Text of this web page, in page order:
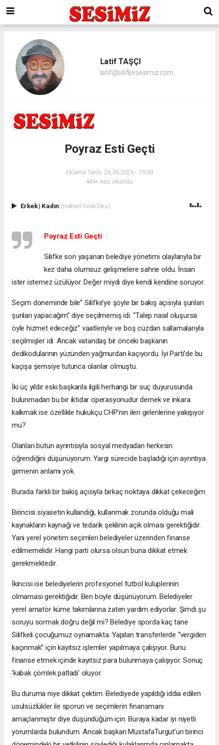
Latif TAŞÇI
latif@silifkesesimiz.com
Poyraz Esti Geçti
Ekleme Tarihi: 26.06.2026 - 15:00
449+ kez okundu.
Erkek| Kadın (Haberi Sesli Oku)
Poyraz Esti Geçti
Silifke son yaşanan belediye yönetimi olaylarıyla bir
kez daha olumsuz gelişmelere sahne oldu. İnsan
ister istemez üzülüyor. Değer miydi diye kendi kendine soruyor.
Seçim döneminde bile” Silifke’ye şöyle bir bakış açısıyla şunları
şunları yapacağım” diye seçilmemiş idi. “Talep nasıl oluşursa
öyle hizmet edeceğiz” vaatleriyle ve boş cüzdan sallamalarıyla
seçilmişler idi. Ancak vatandaş bir önceki başkanın
dedikodularının yüzünden yağmurdan kaçıyordu. İyi Parti’de bu
kaçışa şemsiye tutunca olanlar olmuştu.
İki üç yıldır eski başkanla ilgili herhangi bir suç duyurusunda
bulunmadan bu bir iktidar operasyonudur demek ve inkara
kalkmak ise özellikle hukukçu CHP’nin ileri gelenlerine yakışıyor
mu?
Olanları bütün ayrıntısıyla sosyal medyadan herkesin
öğrendiğini düşünüyorum. Yargı sürecide başladığı için ayrıntıya
girmenin anlamı yok.
Burada farklı bir bakış açısıyla birkaç noktaya dikkat çekeceğim.
Birincisi siyasetin kullandığı, kullanmak zorunda olduğu mali
kaynakların kaynağı ve tedarik şeklinin açık olması gerektiğidir.
Yani yerel yönetim seçimleri belediyeler üzerinden finanse
edilmemelidir. Hangi parti olursa olsun buna dikkat etmek
gerekmektedir.
İkincisi ise belediyelerin profesyonel futbol kulüplerinin
olmaması gerektiğidir. Ben böyle düşünüyorum. Belediyeler
yerel amatör küme takımlarına zaten yardım ediyorlar. Şimdi şu
soruyu sormak doğru değil mi? Belediye sporda kaç tane
Silifkeli çocuğumuz oynamakta. Yapılan transferlerde “vergiden
kaçınmak” için kayıtsız işlemler yapılmaya çalışıyor. Bunu
finanse etmek içinde kayıtsız para bulunmaya çalışıyor. Sonuç
‘kabak çömlek patladı’ oluyor.
Bu duruma niye dikkat çektim. Belediyede yapıldığı iddia edilen
usulsüzlükler ile sporun ve seçimlerin finansmanı
amaçlanmıştır diye düşündüğüm için. Buraya kadar iyi niyetli
yorumlarda bulundum. Ancak başkan MustafaTurgut’un birinci